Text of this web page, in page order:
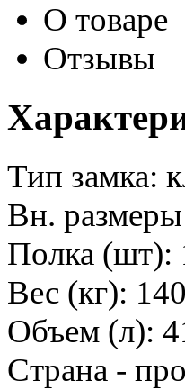
О товаре
Отзывы
Тип замка:
Вн.
Полка (шт):
Вес (кг): 140
Объем (л):
Страна -